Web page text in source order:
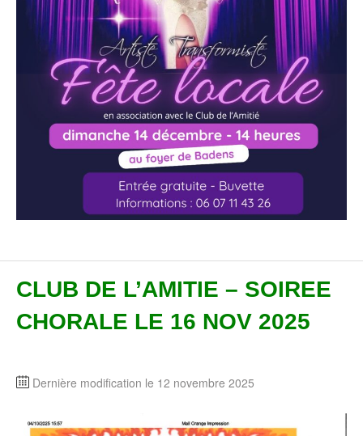
CLUB DE L’AMITIE – SOIREE
CHORALE LE 16 NOV 2025
Dernière modification le 12 novembre 2025